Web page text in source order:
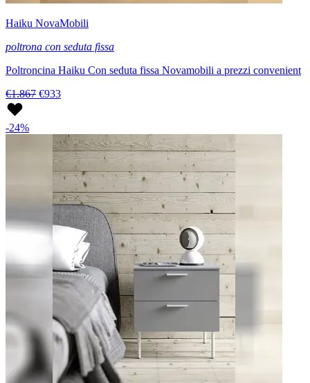
Haiku NovaMobili
poltrona con seduta fissa
Poltroncina Haiku Con seduta fissa Novamobili a prezzi convenient
€1.867 €933
-24%